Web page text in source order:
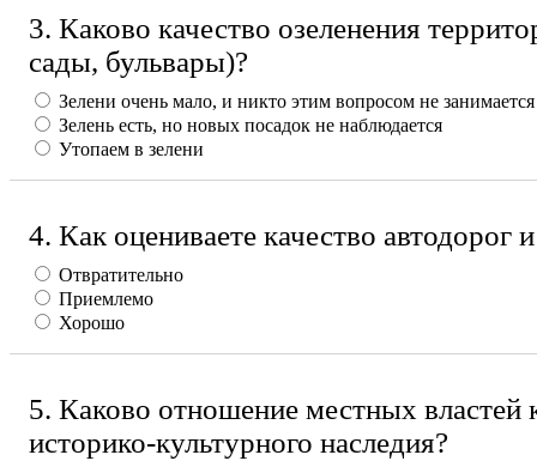
3. Каково качество озеленения
сады, бульвары)?
Зелени очень мало, и никто этим вопросом не занимается
Зелень есть, но новых посадок не наблюдается
Утопаем в зелени
4. Как оцениваете качество автодорог
Отвратительно
Приемлемо
Хорошо
5. Каково отношение местных властей
историко-культурного наследия?